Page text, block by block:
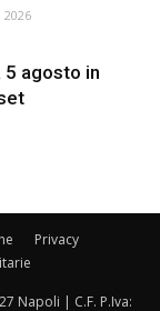
2026
5 agosto in
Privacy
Napoli | C.F. P.Iva: